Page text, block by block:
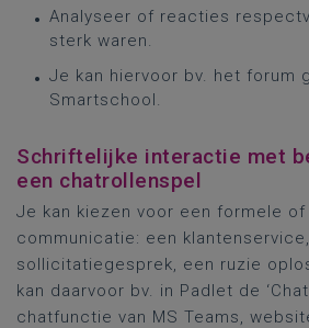
Analyseer of reacties
sterk waren.
Je kan hiervoor bv. het forum
Smartschool.
Schriftelijke interactie met
een chatrollenspel
Je kan kiezen voor een formele
communicatie: een
sollicitatiegesprek, een ruzie
kan daarvoor bv. in Padlet de
chatfunctie van MS Teams,